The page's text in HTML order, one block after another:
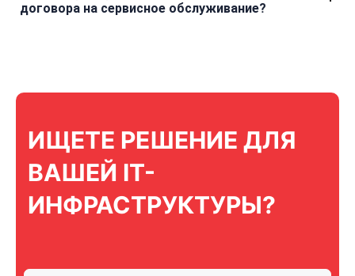
договора на сервисное обслуживание?
ИЩЕТЕ РЕШЕНИЕ ДЛЯ
ВАШЕЙ IT-
ИНФРАСТРУКТУРЫ?